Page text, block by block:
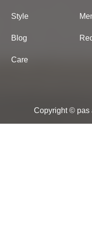
Style
Blog
Care
Copyright © pas